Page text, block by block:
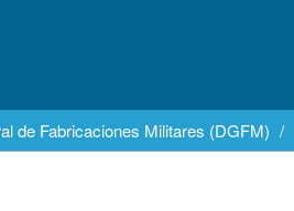
de Fabricaciones Militares (DGFM)